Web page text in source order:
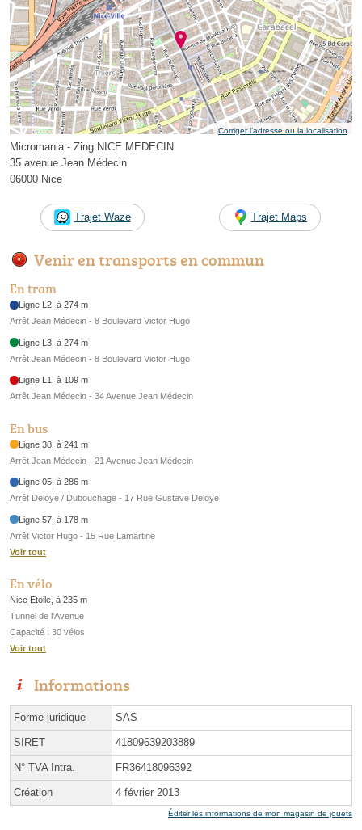
Corriger l’adresse ou la localisation
Micromania - Zing NICE MEDECIN
35 avenue Jean Médecin
06000 Nice
Trajet Waze Trajet Maps
Venir en transports en commun
En tram
Ligne L2, à 274 m
Arrêt Jean Médecin - 8 Boulevard Victor Hugo
Ligne L3, à 274 m
Arrêt Jean Médecin - 8 Boulevard Victor Hugo
Ligne L1, à 109 m
Arrêt Jean Médecin - 34 Avenue Jean Médecin
En bus
Ligne 38, à 241 m
Arrêt Jean Médecin - 21 Avenue Jean Médecin
Ligne 05, à 286 m
Arrêt Deloye / Dubouchage - 17 Rue Gustave Deloye
Ligne 57, à 178 m
Arrêt Victor Hugo - 15 Rue Lamartine
Voir tout
En vélo
Nice Etoile, à 235 m
Tunnel de l'Avenue
Capacité : 30 vélos
Voir tout
Informations
Forme juridique SAS
SIRET 41809639203889
N° TVA Intra. FR36418096392
Création 4 février 2013
Éditer les informations de mon magasin de jouets